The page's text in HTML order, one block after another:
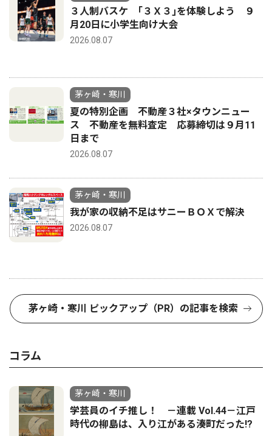
３人制バスケ ｢３Ｘ３｣を体験しよう ９
月20日に小学生向け大会
2026.08.07
茅ヶ崎・寒川
夏の特別企画 不動産３社×タウンニュー
ス 不動産を無料査定 応募締切は９月11
日まで
2026.08.07
茅ヶ崎・寒川
我が家の収納不足はサニーＢＯＸで解決
2026.08.07
茅ヶ崎・寒川 ピックアップ（PR）の記事を検索
コラム
茅ヶ崎・寒川
学芸員のイチ推し！ －連載 Vol.44－江戸
時代の柳島は、入り江がある湊町だった!?